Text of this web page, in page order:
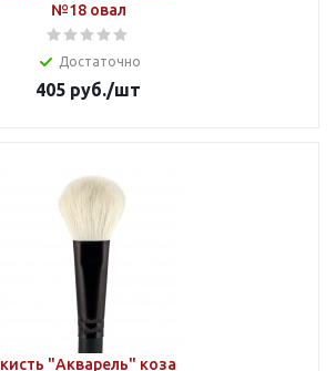
№18 овал
Достаточно
405 руб./шт
кисть "Акварель" коза